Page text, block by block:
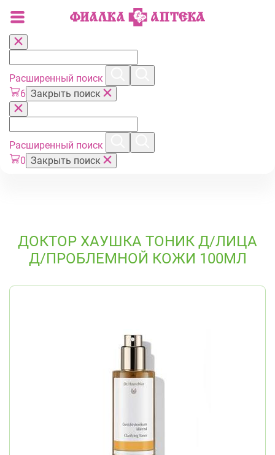
Расширенный поиск
6 Закрыть поиск
Расширенный поиск
0 Закрыть поиск
ДОКТОР ХАУШКА ТОНИК Д/ЛИЦА
Д/ПРОБЛЕМНОЙ КОЖИ 100МЛ